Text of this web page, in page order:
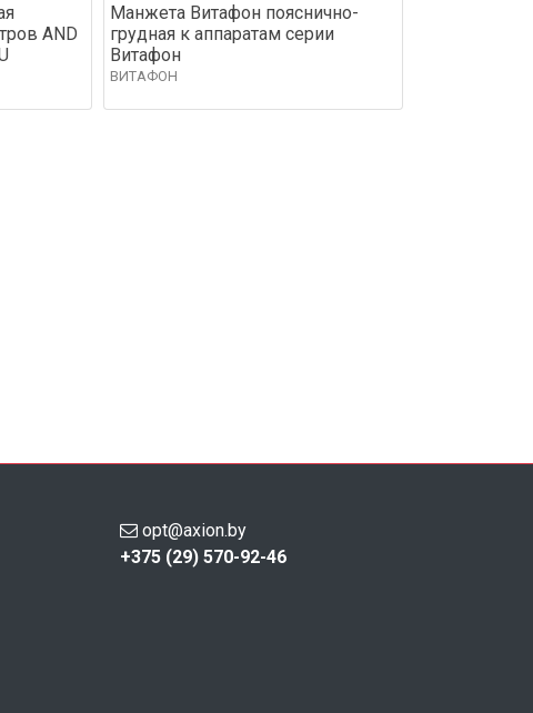
AND
Манжета Витафон пояснично-
грудная к аппаратам серии
Витафон
ВИТАФОН
opt@axion.by
+375 (29) 570-92-46